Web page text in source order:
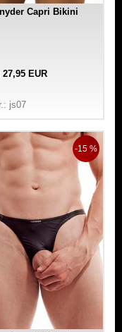
Capri Bikini
27,95 EUR
js07
-15 %